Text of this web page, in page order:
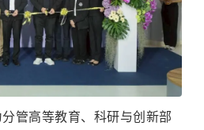
管高等教育、科研与创新部